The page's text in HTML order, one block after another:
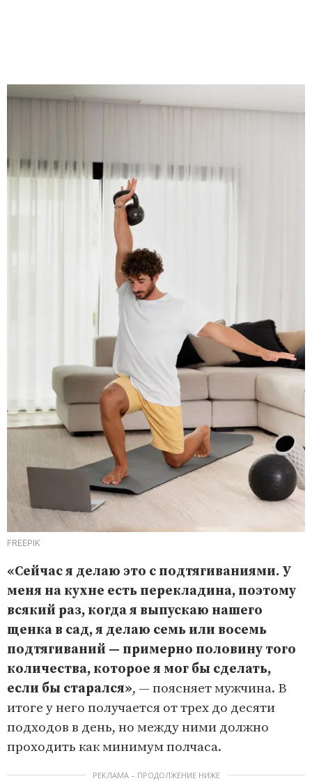
FREEPIK
«Сейчас я делаю это с подтягиваниями. У
меня на кухне есть перекладина, поэтому
всякий раз, когда я выпускаю нашего
щенка в сад, я делаю семь или восемь
подтягиваний — примерно половину того
количества, которое я мог бы сделать,
если бы старался», — поясняет мужчина. В
итоге у него получается от трех до десяти
подходов в день, но между ними должно
проходить как минимум полчаса.
РЕКЛАМА – ПРОДОЛЖЕНИЕ НИЖЕ